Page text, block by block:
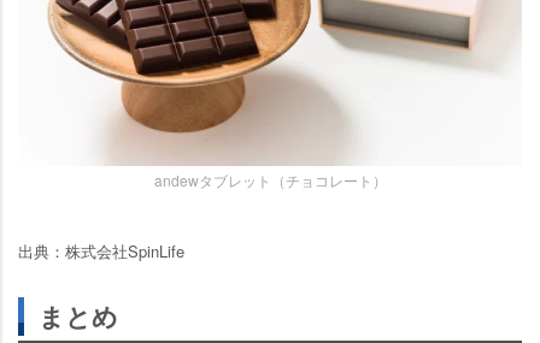
andewタブレット（チョコレート）
出典：株式会社SpinLife
まとめ